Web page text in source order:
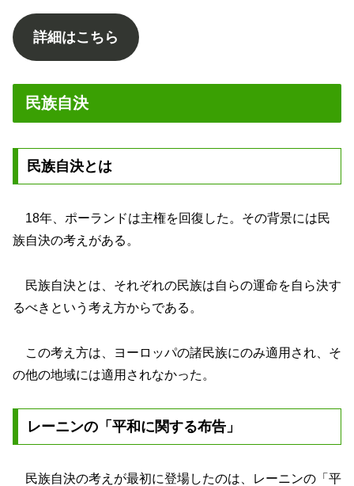
詳細はこちら
民族自決
民族自決とは
18年、ポーランドは主権を回復した。その背景には民
族自決の考えがある。
民族自決とは、それぞれの民族は自らの運命を自ら決す
るべきという考え方からである。
この考え方は、ヨーロッパの諸民族にのみ適用され、そ
の他の地域には適用されなかった。
レーニンの「平和に関する布告」
民族自決の考えが最初に登場したのは、レーニンの「平